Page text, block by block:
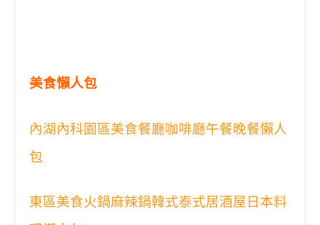
美食懶人包
內湖內科園區美食餐廳咖啡廳午餐晚餐懶人
包
東區美食火鍋麻辣鍋韓式泰式居酒屋日本料